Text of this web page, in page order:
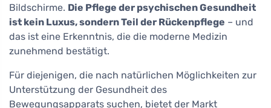
Bildschirme. Die Pflege der psychischen Gesundheit
ist kein Luxus, sondern Teil der Rückenpflege – und
das ist eine Erkenntnis, die die moderne Medizin
zunehmend bestätigt.
Für diejenigen, die nach natürlichen Möglichkeiten zur
Unterstützung der Gesundheit des
Bewegungsapparats suchen, bietet der Markt